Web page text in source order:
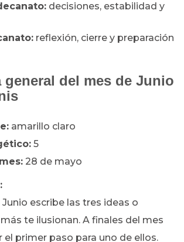
decisiones, estabilidad y
reflexión, cierre y preparación
general del mes de Junio
amarillo claro
5
28 de mayo
Junio escribe las tres ideas o
te ilusionan. A finales del mes
el primer paso para uno de ellos.